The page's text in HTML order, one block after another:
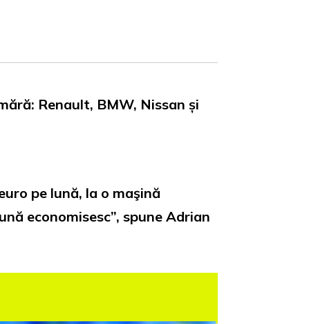
Renault, BMW, Nissan și
pe lună, la o maşină
economisesc”, spune Adrian